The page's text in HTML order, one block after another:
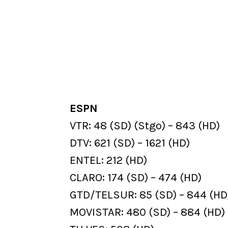
ESPN
VTR: 48 (SD) (Stgo) – 843 (HD)
DTV: 621 (SD) – 1621 (HD)
ENTEL: 212 (HD)
CLARO: 174 (SD) – 474 (HD)
GTD/TELSUR: 85 (SD) – 844
MOVISTAR: 480 (SD) – 884 (HD)